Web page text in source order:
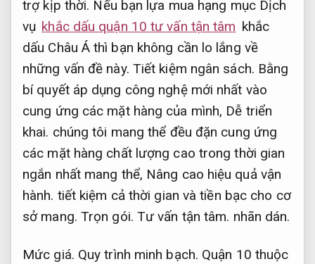
trợ kịp thời. Nếu bạn lựa mua hạng mục Dịch
vụ khắc dấu quận 10 tư vấn tận tâm khắc
dấu Châu Á thì bạn không cần lo lắng về
những vấn đề này. Tiết kiệm ngân sách. Bằng
bí quyết áp dụng công nghệ mới nhất vào
cung ứng các mặt hàng của mình, Dễ triển
khai. chúng tôi mang thể đều đặn cung ứng
các mặt hàng chất lượng cao trong thời gian
ngắn nhất mang thể, Nâng cao hiệu quả vận
hành. tiết kiệm cả thời gian và tiền bạc cho cơ
sở mang. Trọn gói. Tư vấn tận tâm. nhãn dán.
Mức giá. Quy trình minh bạch. Quận 10 thuộc